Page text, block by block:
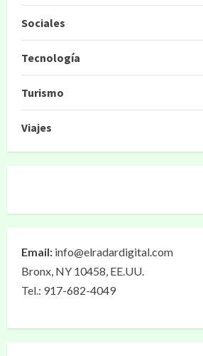
Sociales
Tecnología
Turismo
Viajes
Email: info@elradardigital.com
Bronx, NY 10458, EE.UU.
Tel.: 917-682-4049